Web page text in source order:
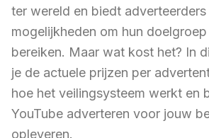
ter wereld en biedt
mogelijkheden om hun
bereiken. Maar wat kost het? In
je de actuele prijzen per
hoe het veilingsysteem werkt en
YouTube adverteren voor jouw
opleveren.